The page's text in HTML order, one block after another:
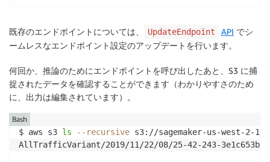
既存のエンドポイントについては、 UpdateEndpoint API でシ
ームレスなエンドポイント設定のアップデートを行います。
何回か、推論のためにエンドポイントを呼び出したあと、S3 に捕
捉されたデータを確認することができます（わかりやすさのため
に、出力は編集されています）。
$ aws s3 ls --recursive s3://sagemaker-us-west-2-
AllTrafficVariant/2019/11/22/08/25-42-243-3e1c653b-
Bash